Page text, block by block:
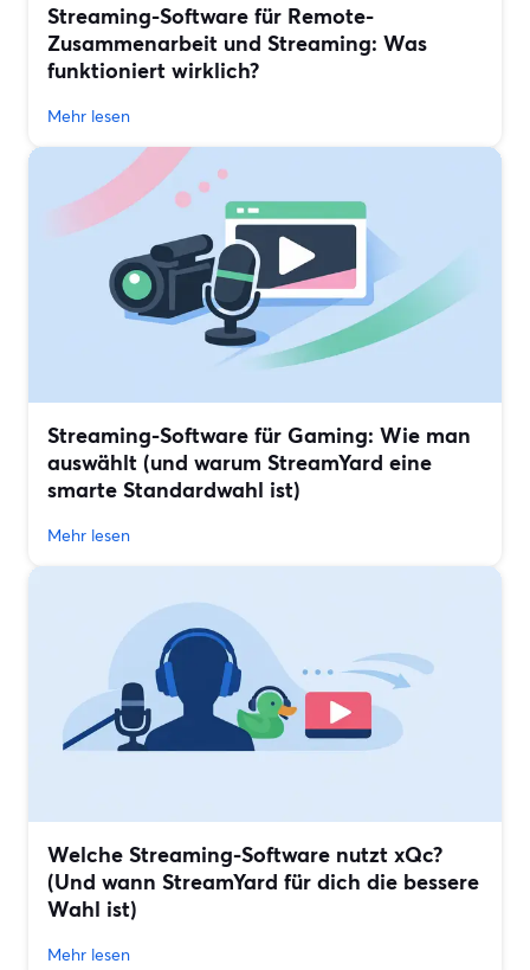
Streaming-Software für Remote-
Zusammenarbeit und Streaming: Was
funktioniert wirklich?
Mehr lesen
Streaming-Software für Gaming: Wie man
auswählt (und warum StreamYard eine
smarte Standardwahl ist)
Mehr lesen
Welche Streaming-Software nutzt xQc?
(Und wann StreamYard für dich die bessere
Wahl ist)
Mehr lesen